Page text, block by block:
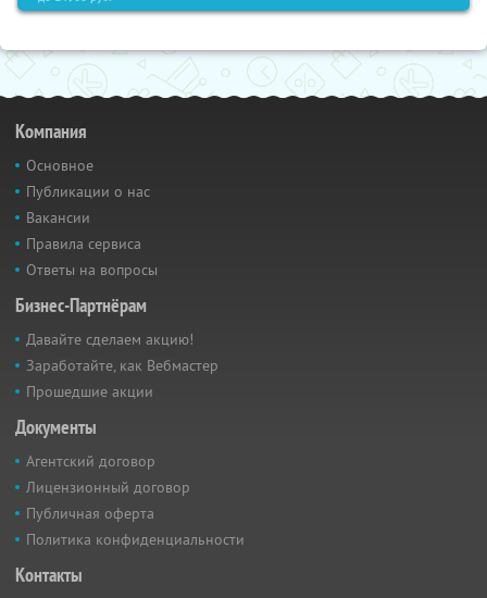
Компания
Основное
Публикации о нас
Вакансии
Правила сервиса
Ответы на вопросы
Бизнес-Партнёрам
Давайте сделаем акцию!
Заработайте, как Вебмастер
Прошедшие акции
Документы
Агентский договор
Лицензионный договор
Публичная оферта
Политика конфиденциальности
Контакты